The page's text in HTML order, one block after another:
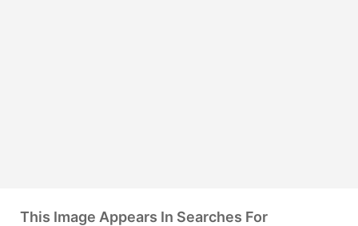
This Image Appears In Searches For